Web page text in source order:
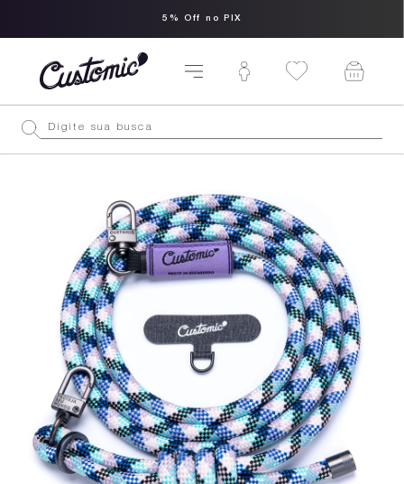
5% Off no PIX